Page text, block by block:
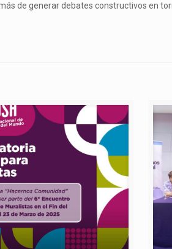
de generar debates constructivos en